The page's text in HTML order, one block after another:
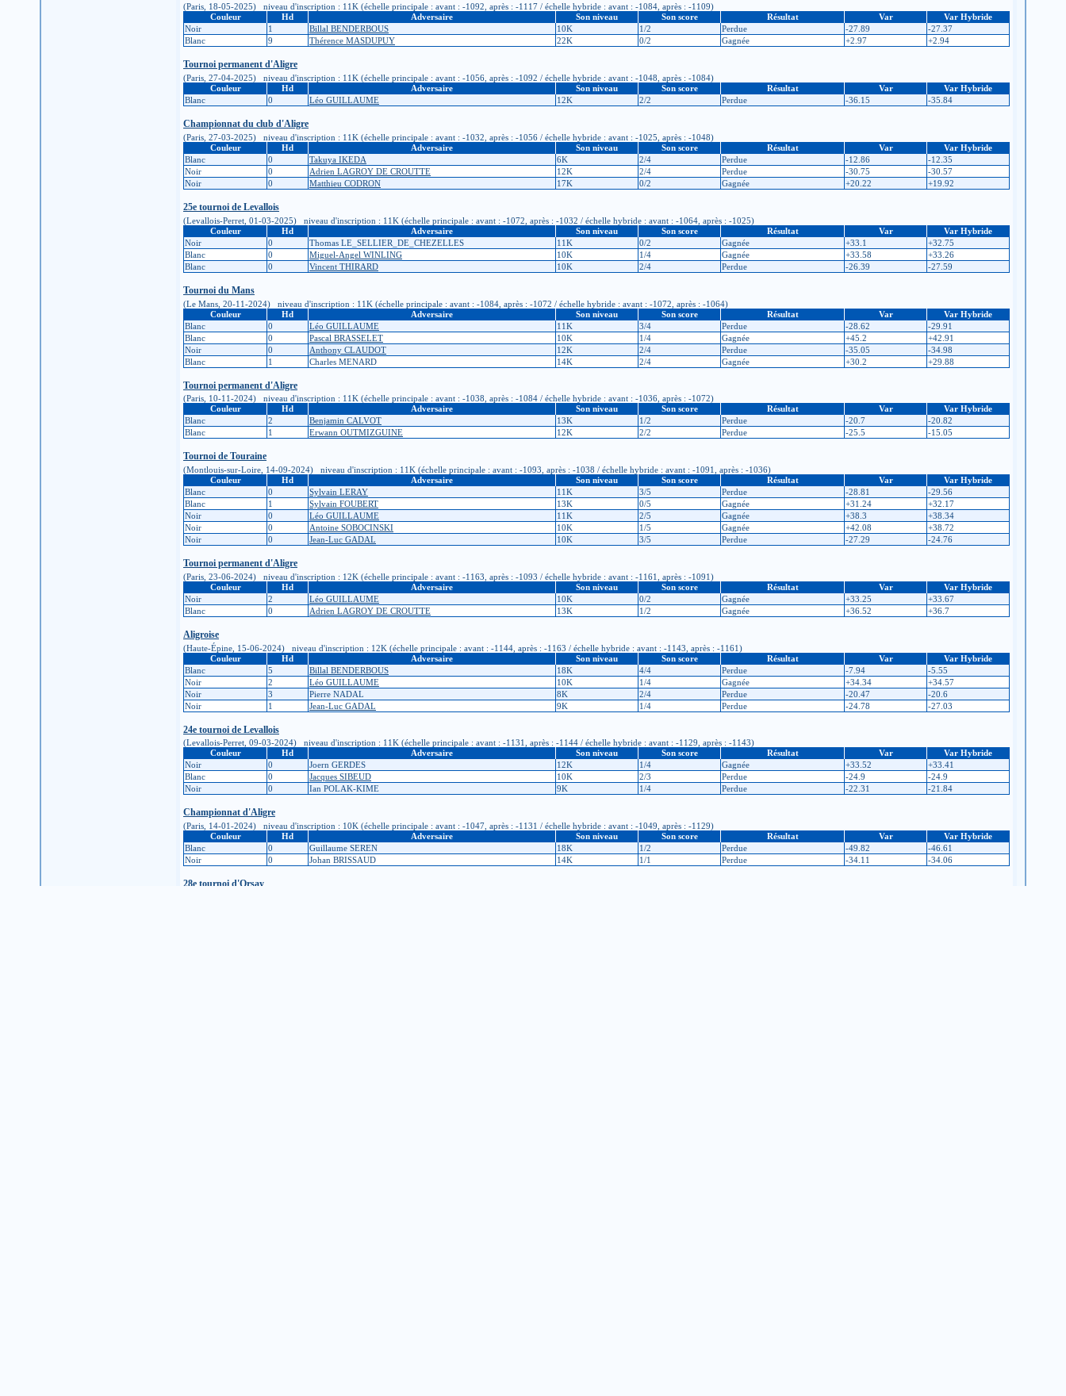
(Paris, 18-05-2025) niveau d'inscription : 11K (échelle principale : avant : -1092, après : -1117 / échelle hybride : avant : -1084, après : -1109)
Couleur
Hd Adversaire Son niveau Son score Résultat Var
Var Hybride
Noir
1 Billal BENDERBOUS 10K 1/2 Perdue -27.89
-27.37
Blanc
9 Thérence MASDUPUY 22K 0/2 Gagnée +2.97 +2.94
Tournoi permanent d'Aligre
(Paris, 27-04-2025) niveau d'inscription : 11K (échelle principale : avant : -1056, après : -1092 / échelle hybride : avant : -1048, après : -1084)
Couleur
Hd Adversaire Son niveau Son score Résultat Var
Var Hybride
Blanc
0 Léo GUILLAUME 12K 2/2 Perdue -36.15 -35.84
Championnat du club d'Aligre
(Paris, 27-03-2025) niveau d'inscription : 11K (échelle principale : avant : -1032, après : -1056 / échelle hybride : avant : -1025, après : -1048)
Couleur
Hd Adversaire Son niveau Son score Résultat Var
Var Hybride
Blanc
0 Takuya IKEDA 6K 2/4 Perdue -12.86
-12.35
Noir
0 Adrien LAGROY DE CROUTTE 12K 2/4 Perdue -30.75
-30.57
Noir
0 Matthieu CODRON 17K 0/2 Gagnée +20.22 +19.92
25e tournoi de Levallois
(Levallois-Perret, 01-03-2025) niveau d'inscription : 11K (échelle principale : avant : -1072, après : -1032 / échelle hybride : avant : -1064, après : -1025)
Couleur
Hd Adversaire Son niveau Son score Résultat Var
Var Hybride
Noir
0 Thomas LE_SELLIER_DE_CHEZELLES 11K 0/2 Gagnée +33.1
+32.75
Blanc
0 Miguel-Angel WINLING 10K 1/4 Gagnée +33.58
+33.26
Blanc
0 Vincent THIRARD 10K 2/4 Perdue -26.39 -27.59
Tournoi du Mans
(Le Mans, 20-11-2024) niveau d'inscription : 11K (échelle principale : avant : -1084, après : -1072 / échelle hybride : avant : -1072, après : -1064)
Couleur
Hd Adversaire Son niveau Son score Résultat Var
Var Hybride
Blanc
0 Léo GUILLAUME 11K 3/4 Perdue -28.62
-29.91
Blanc
0 Pascal BRASSELET 10K 1/4 Gagnée +45.2
+42.91
Noir
0 Anthony CLAUDOT 12K 2/4 Perdue -35.05
-34.98
Blanc
1 Charles MENARD 14K 2/4 Gagnée +30.2 +29.88
Tournoi permanent d'Aligre
(Paris, 10-11-2024) niveau d'inscription : 11K (échelle principale : avant : -1038, après : -1084 / échelle hybride : avant : -1036, après : -1072)
Couleur
Hd Adversaire Son niveau Son score Résultat Var
Var Hybride
Blanc
2 Benjamin CALVOT 13K 1/2 Perdue -20.7
-20.82
Blanc
1 Erwann OUTMIZGUINE 12K 2/2 Perdue -25.5 -15.05
Tournoi de Touraine
(Montlouis-sur-Loire, 14-09-2024) niveau d'inscription : 11K (échelle principale : avant : -1093, après : -1038 / échelle hybride : avant : -1091, après : -1036)
Couleur
Hd Adversaire Son niveau Son score Résultat Var
Var Hybride
Blanc
0 Sylvain LERAY 11K 3/5 Perdue -28.81
-29.56
Blanc
1 Sylvain FOUBERT 13K 0/5 Gagnée +31.24
+32.17
Noir
0 Léo GUILLAUME 11K 2/5 Gagnée +38.3
+38.34
Noir
0 Antoine SOBOCINSKI 10K 1/5 Gagnée +42.08
+38.72
Noir
0 Jean-Luc GADAL 10K 3/5 Perdue -27.29 -24.76
Tournoi permanent d'Aligre
(Paris, 23-06-2024) niveau d'inscription : 12K (échelle principale : avant : -1163, après : -1093 / échelle hybride : avant : -1161, après : -1091)
Couleur
Hd Adversaire Son niveau Son score Résultat Var
Var Hybride
Noir
2 Léo GUILLAUME 10K 0/2 Gagnée +33.25
+33.67
Blanc
0 Adrien LAGROY DE CROUTTE 13K 1/2 Gagnée +36.52 +36.7
Aligroise
(Haute-Épine, 15-06-2024) niveau d'inscription : 12K (échelle principale : avant : -1144, après : -1163 / échelle hybride : avant : -1143, après : -1161)
Couleur
Hd Adversaire Son niveau Son score Résultat Var
Var Hybride
Blanc
5 Billal BENDERBOUS 18K 4/4 Perdue -7.94
-5.55
Noir
2 Léo GUILLAUME 10K 1/4 Gagnée +34.34
+34.57
Noir
3 Pierre NADAL 8K 2/4 Perdue -20.47
-20.6
Noir
1 Jean-Luc GADAL 9K 1/4 Perdue -24.78 -27.03
24e tournoi de Levallois
(Levallois-Perret, 09-03-2024) niveau d'inscription : 11K (échelle principale : avant : -1131, après : -1144 / échelle hybride : avant : -1129, après : -1143)
Couleur
Hd Adversaire Son niveau Son score Résultat Var
Var Hybride
Noir
0 Joern GERDES 12K 1/4 Gagnée +33.52
+33.41
Blanc
0 Jacques SIBEUD 10K 2/3 Perdue -24.9
-24.9
Noir
0 Ian POLAK-KIME 9K 1/4 Perdue -22.31 -21.84
Championnat d'Aligre
(Paris, 14-01-2024) niveau d'inscription : 10K (échelle principale : avant : -1047, après : -1131 / échelle hybride : avant : -1049, après : -1129)
Couleur
Hd Adversaire Son niveau Son score Résultat Var
Var Hybride
Blanc
0 Guillaume SEREN 18K 1/2 Perdue -49.82
-46.61
Noir
0 Johan BRISSAUD 14K 1/1 Perdue -34.11 -34.06
28e tournoi d'Orsay